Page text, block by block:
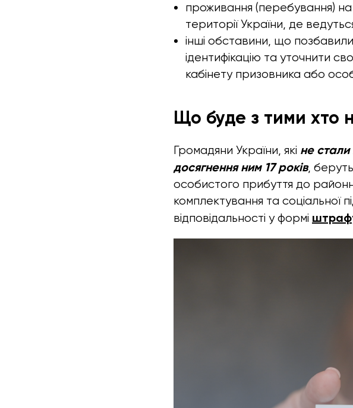
проживання (перебування) на
території України, де
інші обставини, що
ідентифікацію та уточнити
кабінету призовника або
Що буде з тими хто
Громадяни України, які не стали
досягнення ним 17 років,
особистого прибуття до
комплектування та соціальної
відповідальності у формі